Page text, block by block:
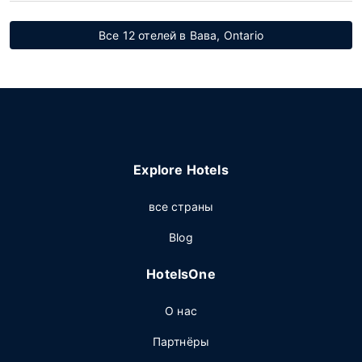
Все 12 отелей в Вава, Ontario
Explore Hotels
все страны
Blog
HotelsOne
О нас
Партнёры